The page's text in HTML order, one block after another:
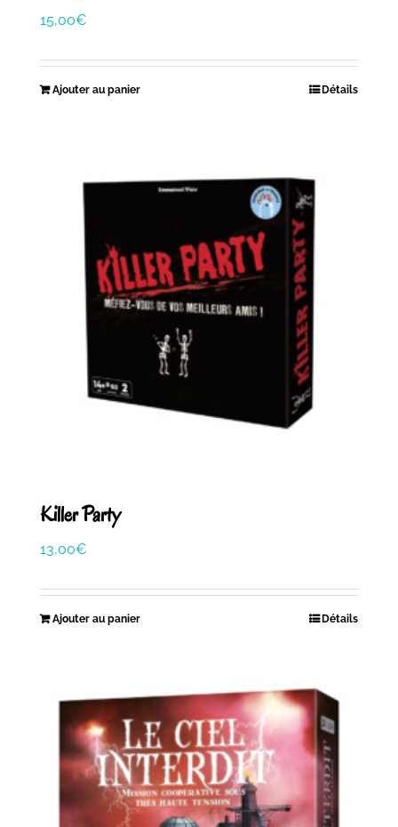
15,00€
Ajouter au panier Détails
Killer Party
13,00€
Ajouter au panier Détails